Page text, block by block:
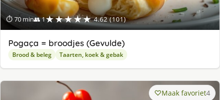
⏱ 70 min👥 1★★★★★ 4.62 (101)
Pogaça = broodjes (Gevulde)
Brood & beleg Taarten, koek & gebak
Maak favoriet4